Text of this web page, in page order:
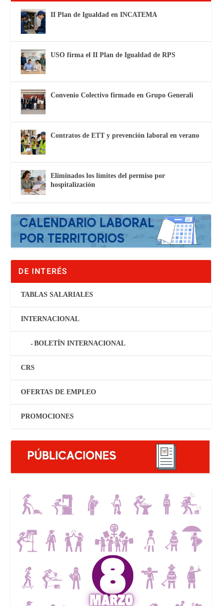
II Plan de Igualdad en INCATEMA
USO firma el II Plan de Igualdad de RPS
Convenio Colectivo firmado en Grupo Generali
Contratos de ETT y prevención laboral en verano
Eliminados los límites del permiso por
hospitalización
DE INTERÉS
TABLAS SALARIALES
INTERNACIONAL
BOLETÍN INTERNACIONAL
CRS
OFERTAS DE EMPLEO
PROMOCIONES